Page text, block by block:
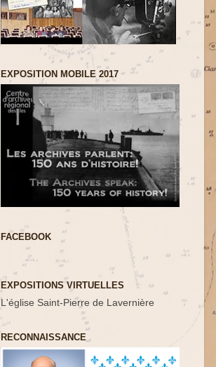
EXPOSITION MOBILE 2017
FACEBOOK
EXPOSITIONS VIRTUELLES
L'église Saint-Pierre de Lavernière
RECONNAISSANCE